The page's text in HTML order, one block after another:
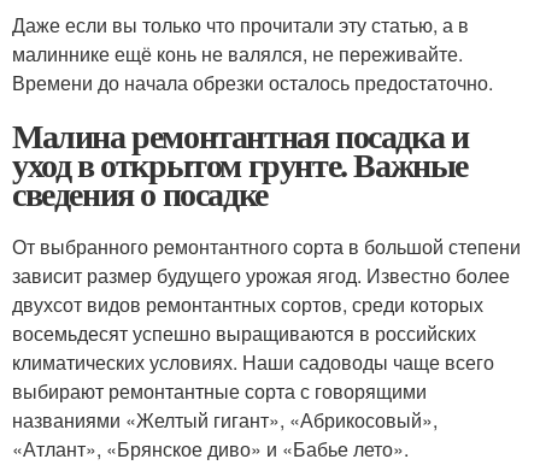
Даже если вы только что прочитали эту статью, а в
малиннике ещё конь не валялся, не переживайте.
Времени до начала обрезки осталось предостаточно.
Малина ремонтантная посадка и
уход в открытом грунте. Важные
сведения о посадке
От выбранного ремонтантного сорта в большой степени
зависит размер будущего урожая ягод. Известно более
двухсот видов ремонтантных сортов, среди которых
восемьдесят успешно выращиваются в российских
климатических условиях. Наши садоводы чаще всего
выбирают ремонтантные сорта с говорящими
названиями «Желтый гигант», «Абрикосовый»,
«Атлант», «Брянское диво» и «Бабье лето».